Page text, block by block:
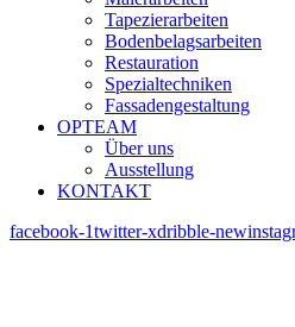
Tapezierarbeiten
Bodenbelagsarbeiten
Restauration
Spezialtechniken
Fassadengestaltung
OPTEAM
Über uns
Ausstellung
KONTAKT
facebook-1twitter-xdribble-new